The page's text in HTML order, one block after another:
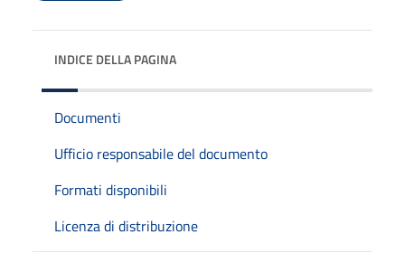
INDICE DELLA PAGINA
Documenti
Ufficio responsabile del documento
Formati disponibili
Licenza di distribuzione